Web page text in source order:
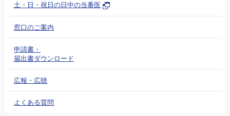
土・日・祝日の日中の当番医
窓口のご案内
申請書・
届出書ダウンロード
広報・広聴
よくある質問